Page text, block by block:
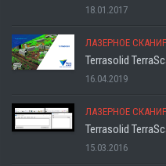
18.01.2017
ЛАЗЕРНОЕ
Terrasolid
16.04.2019
ЛАЗЕРНОЕ
Terrasolid
15.03.2016